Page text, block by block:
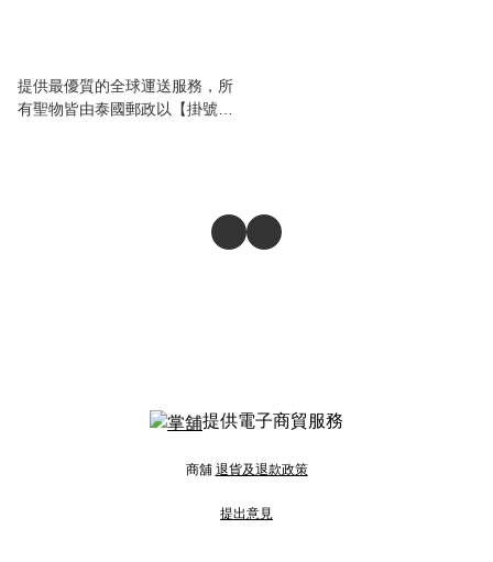
提供最優質的全球運送服務，所
有聖物皆由泰國郵政以【掛號空
提供電子商貿服務
商舖 退貨及退款政策
提出意見